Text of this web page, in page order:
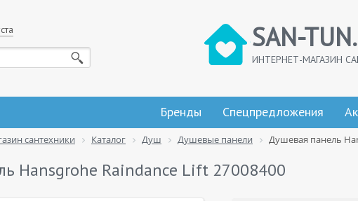
SAN-
ИНТЕРНЕТ-МАГАЗИН
Бренды Спецпредложения
сантехники Каталог Душ Душевые панели Душевая панель
Hansgrohe Raindance Lift 27008400